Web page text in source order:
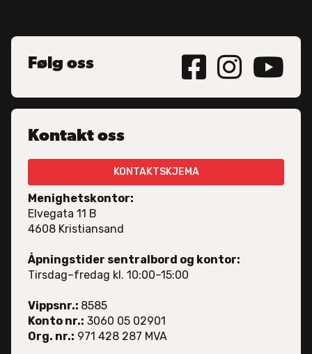
Følg oss   
Kontakt oss
KONTAKTSKJEMA
Menighetskontor:
Elvegata 11 B
4608 Kristiansand
Åpningstider sentralbord og kontor:
Tirsdag–fredag kl. 10:00–15:00
Vippsnr.: 8585
Konto nr.: 3060 05 02901
Org. nr.: 971 428 287 MVA